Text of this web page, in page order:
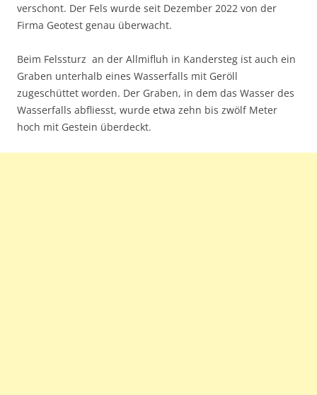
verschont. Der Fels wurde seit Dezember 2022 von der
Firma Geotest genau überwacht.
Beim Felssturz an der Allmifluh in Kandersteg ist auch ein
Graben unterhalb eines Wasserfalls mit Geröll
zugeschüttet worden. Der Graben, in dem das Wasser des
Wasserfalls abfliesst, wurde etwa zehn bis zwölf Meter
hoch mit Gestein überdeckt.